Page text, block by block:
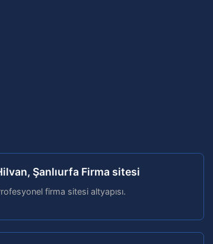
Şanlıurfa Firma sitesi
firma sitesi altyapısı.